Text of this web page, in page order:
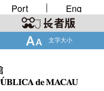
文字大小
Port Eng